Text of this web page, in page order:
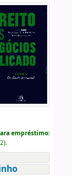
empréstimo: